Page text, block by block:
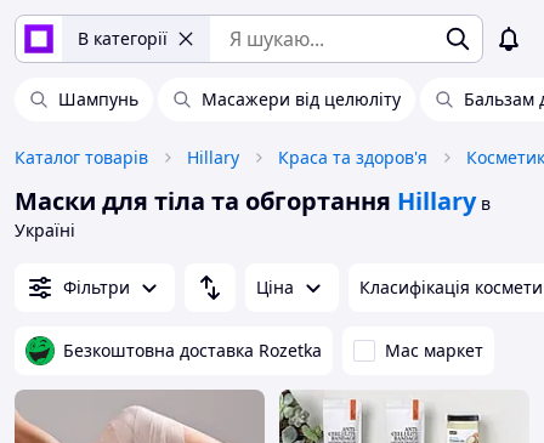
В категорії
Шампунь Масажери від целюліту Бальзам
Каталог товарів Hillary Краса та здоров'я
Маски для тіла та обгортання Hillary в
Україні
Фільтри Ціна Класифікація
Безкоштовна доставка Rozetka Мас маркет